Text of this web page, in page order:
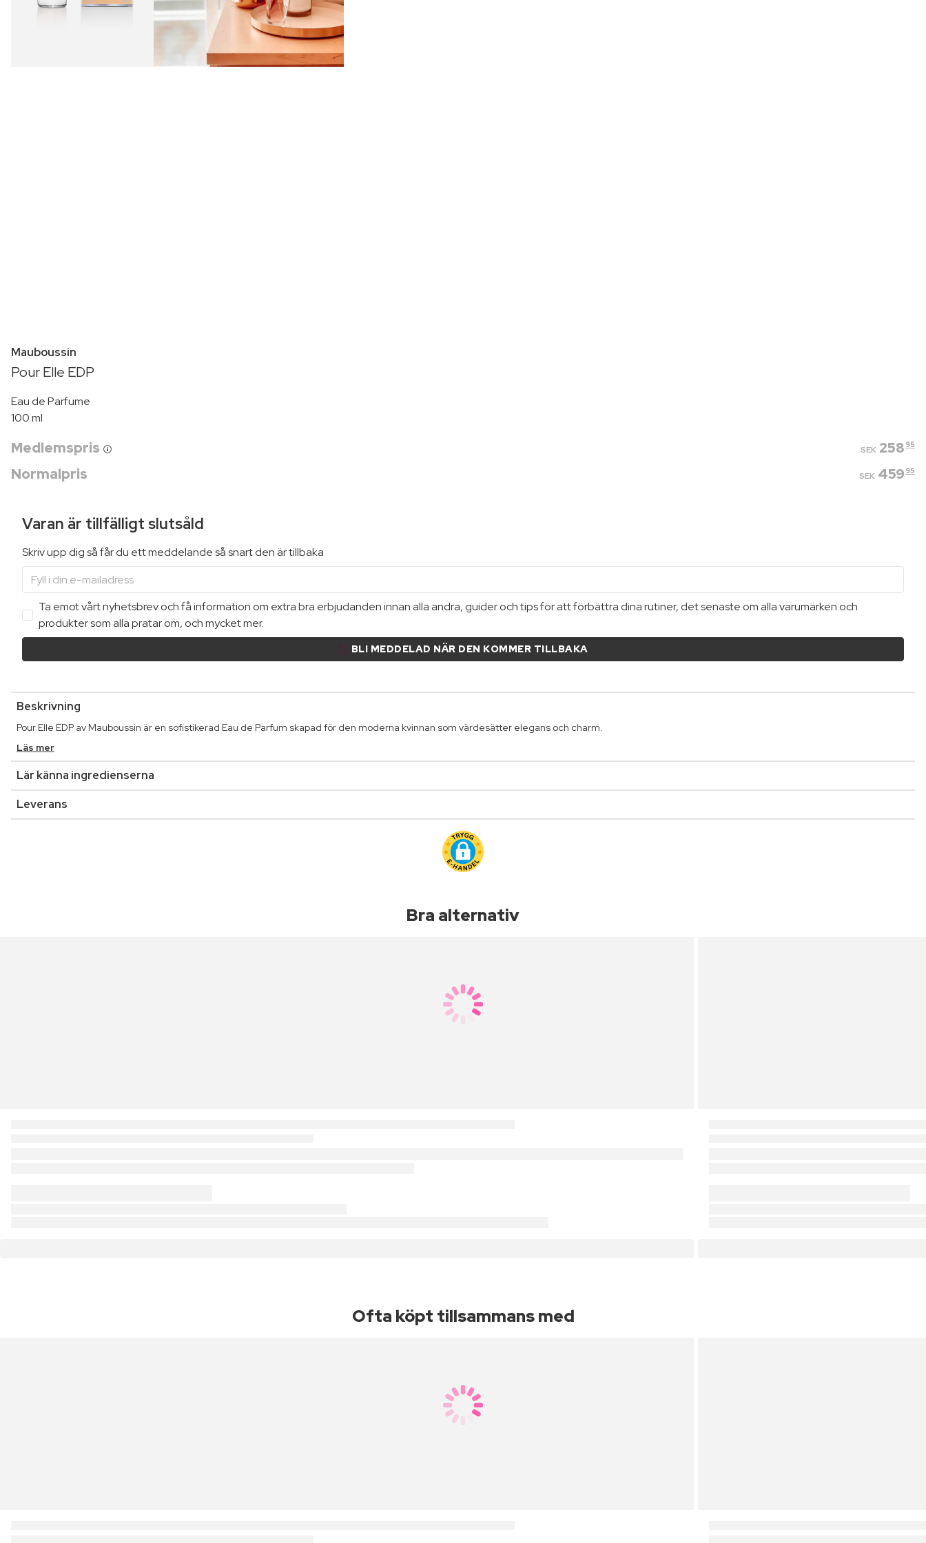
Mauboussin
Pour Elle EDP
Eau de Parfume
100 ml
Medlemspris SEK 258 95
Normalpris SEK 459 95
Varan är tillfälligt slutsåld
Skriv upp dig så får du ett meddelande så snart den är tillbaka
Ta emot vårt nyhetsbrev och få information om extra bra erbjudanden innan alla andra, guider och tips för att förbättra dina rutiner, det senaste om alla varumärken och
produkter som alla pratar om, och mycket mer.
BLI MEDDELAD NÄR DEN KOMMER TILLBAKA
Beskrivning
Pour Elle EDP av Mauboussin är en sofistikerad Eau de Parfum skapad för den moderna kvinnan som värdesätter elegans och charm.
Läs mer
Lär känna ingredienserna
Leverans
Bra alternativ
Ofta köpt tillsammans med